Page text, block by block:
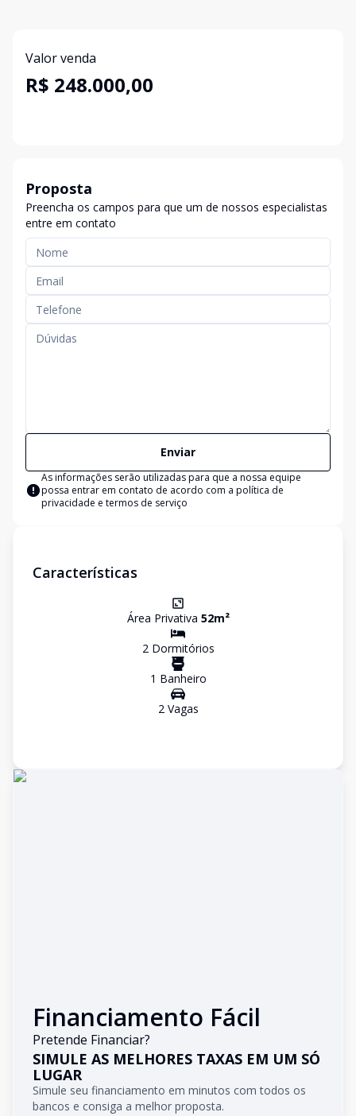
Valor venda
R$ 248.000,00
Proposta
Preencha os campos para que um de nossos especialistas
entre em contato
Enviar
As informações serão utilizadas para que a nossa equipe
possa entrar em contato de acordo com a política de
privacidade e termos de serviço
Características
Área Privativa 52m²
2Dormitórios
1 Banheiro
2Vagas
Financiamento Fácil
Pretende Financiar?
SIMULE AS MELHORES TAXAS EM UM SÓ
LUGAR
Simule seu financiamento em minutos com todos os
bancos e consiga a melhor proposta.